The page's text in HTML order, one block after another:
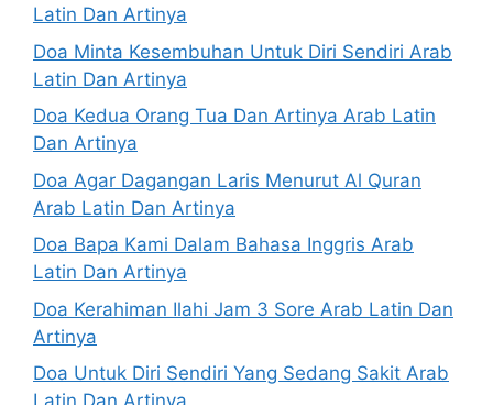
Latin Dan Artinya
Doa Minta Kesembuhan Untuk Diri Sendiri Arab
Latin Dan Artinya
Doa Kedua Orang Tua Dan Artinya Arab Latin
Dan Artinya
Doa Agar Dagangan Laris Menurut Al Quran
Arab Latin Dan Artinya
Doa Bapa Kami Dalam Bahasa Inggris Arab
Latin Dan Artinya
Doa Kerahiman Ilahi Jam 3 Sore Arab Latin Dan
Artinya
Doa Untuk Diri Sendiri Yang Sedang Sakit Arab